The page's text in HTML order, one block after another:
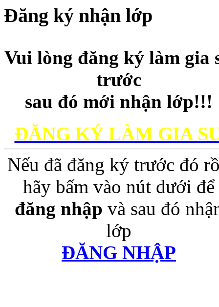
Đăng ký nhận lớp
Vui lòng đăng ký làm gia
trước
sau đó mới nhận lớp!!!
ĐĂNG KÝ LÀM GIA
Nếu đã đăng ký trước đó
hãy bấm vào nút dưới để
đăng nhập và sau đó
lớp
ĐĂNG NHẬP